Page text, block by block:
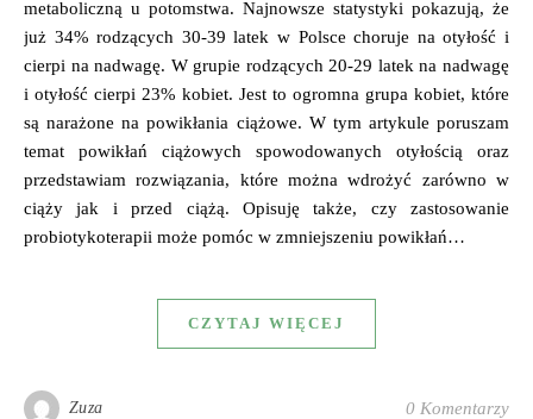
metaboliczną u potomstwa. Najnowsze statystyki pokazują, że
już 34% rodzących 30-39 latek w Polsce choruje na otyłość i
cierpi na nadwagę. W grupie rodzących 20-29 latek na nadwagę
i otyłość cierpi 23% kobiet. Jest to ogromna grupa kobiet, które
są narażone na powikłania ciążowe. W tym artykule poruszam
temat powikłań ciążowych spowodowanych otyłością oraz
przedstawiam rozwiązania, które można wdrożyć zarówno w
ciąży jak i przed ciążą. Opisuję także, czy zastosowanie
probiotykoterapii może pomóc w zmniejszeniu powikłań…
CZYTAJ WIĘCEJ
Zuza 0 Komentarzy